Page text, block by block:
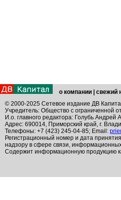
о компании свежий
© 2000-2025 Сетевое издание ДВ
Учредитель: Общество с ограниченной
И.о. главного редактора: Голубь Андрей
Адрес: 690014, Приморский край, г.
Телефоны: +7 (423) 245-04-85; Email:
Регистрационный номер и дата
надзору в сфере связи,
Содержит информационную продукцию